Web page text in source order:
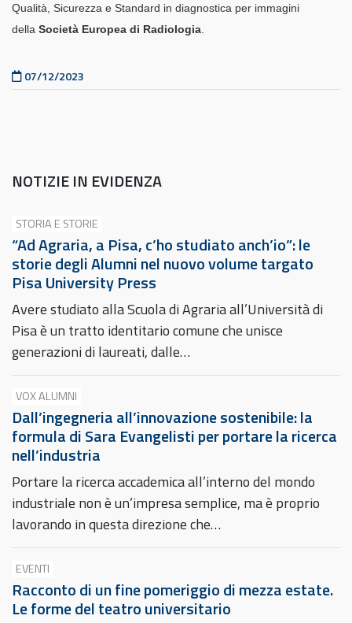
Pubblicato il
07/12/2023
Qualità, Sicurezza e Standard in diagnostica per immagini
della Società Europea di Radiologia
NOTIZIE IN EVIDENZA
STORIA E STORIE
“Ad Agraria, a Pisa, c’ho studiato anch’io”: le
storie degli Alumni nel nuovo volume targato
Pisa University Press
Avere studiato alla Scuola di Agraria all’Università di
Pisa è un tratto identitario comune che unisce
generazioni di laureati, dalle…
VOX ALUMNI
Dall’ingegneria all’innovazione sostenibile: la
formula di Sara Evangelisti per portare la ricerca
nell’industria
Portare la ricerca accademica all’interno del mondo
industriale non è un’impresa semplice, ma è proprio
lavorando in questa direzione che…
EVENTI
Racconto di un fine pomeriggio di mezza estate.
Le forme del teatro universitario